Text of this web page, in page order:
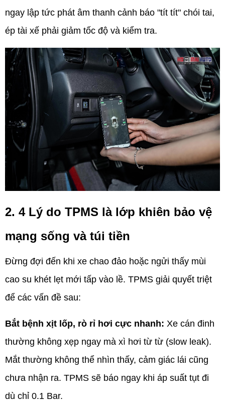
ngay lập tức phát âm thanh cảnh báo "tít tít" chói tai,
ép tài xế phải giảm tốc độ và kiểm tra.
2. 4 Lý do TPMS là lớp khiên bảo vệ
mạng sống và túi tiền
Đừng đợi đến khi xe chao đảo hoặc ngửi thấy mùi
cao su khét lẹt mới tấp vào lề. TPMS giải quyết triệt
để các vấn đề sau:
Bắt bệnh xịt lốp, rò rỉ hơi cực nhanh: Xe cán đinh
thường không xẹp ngay mà xì hơi từ từ (slow leak).
Mắt thường không thể nhìn thấy, cảm giác lái cũng
chưa nhận ra. TPMS sẽ báo ngay khi áp suất tụt đi
dù chỉ 0.1 Bar.